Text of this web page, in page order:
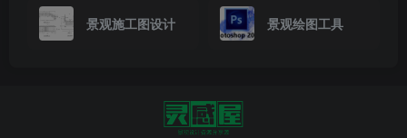
景观施工图设计 景观绘图工具